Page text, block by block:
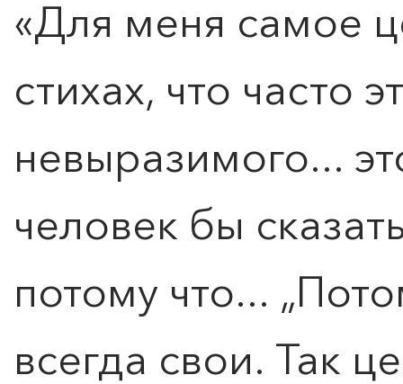
«Для меня самое
стихах, что часто
невыразимого...
человек бы
потому что...
всегда свои. Так
0 ">
Берлинской
Подробнее